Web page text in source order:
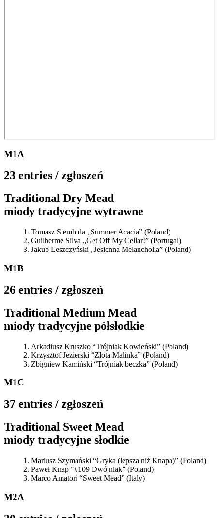
M1A
23 entries / zgłoszeń
Traditional Dry Mead
miody tradycyjne wytrawne
Tomasz Siembida „Summer Acacia” (Poland)
Guilherme Silva „Get Off My Cellar!” (Portugal)
Jakub Leszczyński „Jesienna Melancholia” (Poland)
M1B
26 entries / zgłoszeń
Traditional Medium Mead
miody tradycyjne półsłodkie
Arkadiusz Kruszko “Trójniak Kowieński” (Poland)
Krzysztof Jezierski “Złota Malinka” (Poland)
Zbigniew Kamiński “Trójniak beczka” (Poland)
M1C
37 entries / zgłoszeń
Traditional Sweet Mead
miody tradycyjne słodkie
Mariusz Szymański “Gryka (lepsza niż Knapa)” (Poland)
Paweł Knap “#109 Dwójniak” (Poland)
Marco Amatori “Sweet Mead” (Italy)
M2A